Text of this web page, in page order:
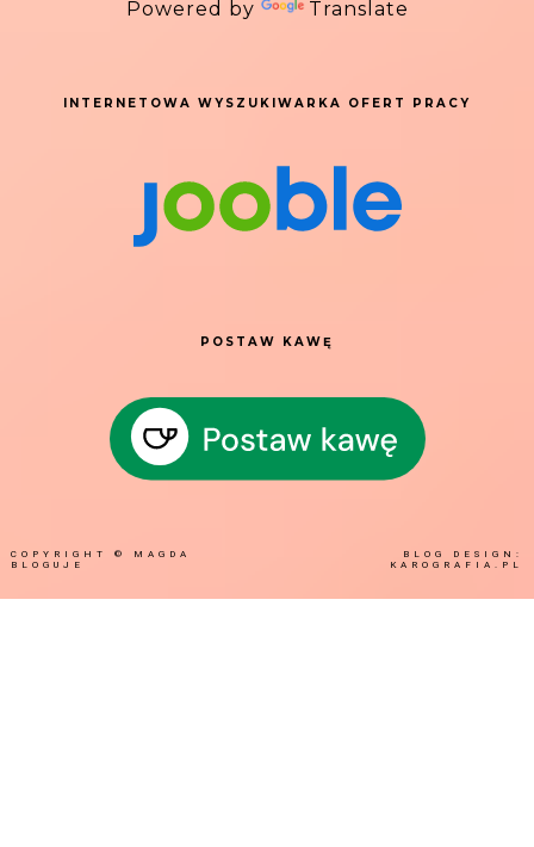
Powered by Translate
INTERNETOWA WYSZUKIWARKA OFERT PRACY
POSTAW KAWĘ
COPYRIGHT ©
MAGDA
BLOGUJE
BLOG DESIGN:
KAROGRAFIA.PL